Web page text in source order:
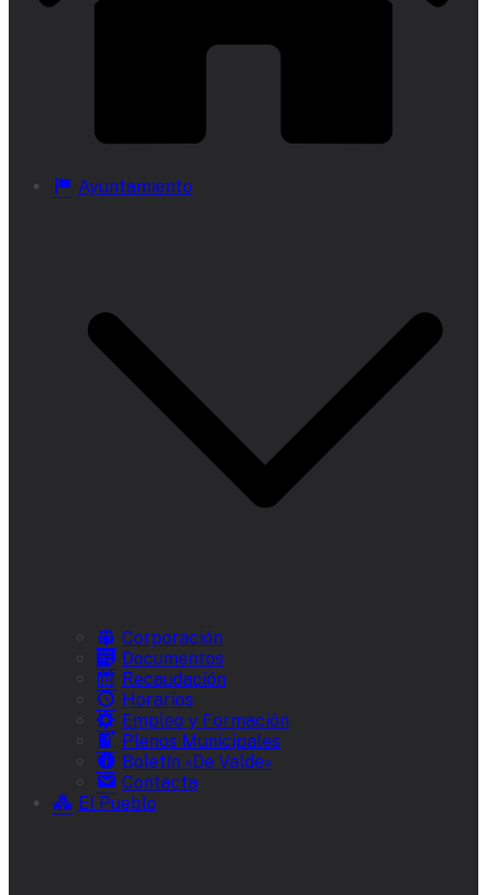
Ayuntamiento
Corporación
Documentos
Recaudación
Horarios
Empleo y Formación
Plenos Municipales
Boletín «De Valde»
Contacta
El Pueblo